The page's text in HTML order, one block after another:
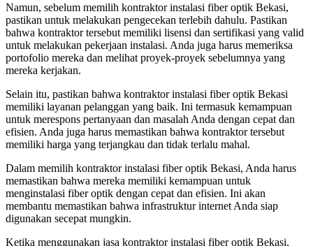
Namun, sebelum memilih kontraktor instalasi fiber optik Bekasi,
pastikan untuk melakukan pengecekan terlebih dahulu. Pastikan
bahwa kontraktor tersebut memiliki lisensi dan sertifikasi yang valid
untuk melakukan pekerjaan instalasi. Anda juga harus memeriksa
portofolio mereka dan melihat proyek-proyek sebelumnya yang
mereka kerjakan.
Selain itu, pastikan bahwa kontraktor instalasi fiber optik Bekasi
memiliki layanan pelanggan yang baik. Ini termasuk kemampuan
untuk merespons pertanyaan dan masalah Anda dengan cepat dan
efisien. Anda juga harus memastikan bahwa kontraktor tersebut
memiliki harga yang terjangkau dan tidak terlalu mahal.
Dalam memilih kontraktor instalasi fiber optik Bekasi, Anda harus
memastikan bahwa mereka memiliki kemampuan untuk
menginstalasi fiber optik dengan cepat dan efisien. Ini akan
membantu memastikan bahwa infrastruktur internet Anda siap
digunakan secepat mungkin.
Ketika menggunakan jasa kontraktor instalasi fiber optik Bekasi,